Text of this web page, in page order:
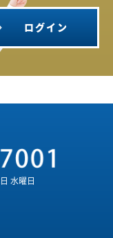
ログイン
水曜日